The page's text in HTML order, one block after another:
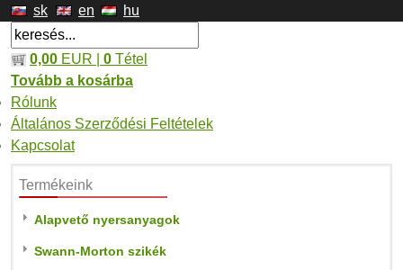
sk en hu
0,00 EUR | 0 Tétel
Tovább a kosárba
Rólunk
Általános Szerződési Feltételek
Kapcsolat
Termékeink
Alapvető nyersanyagok
Swann-Morton szikék